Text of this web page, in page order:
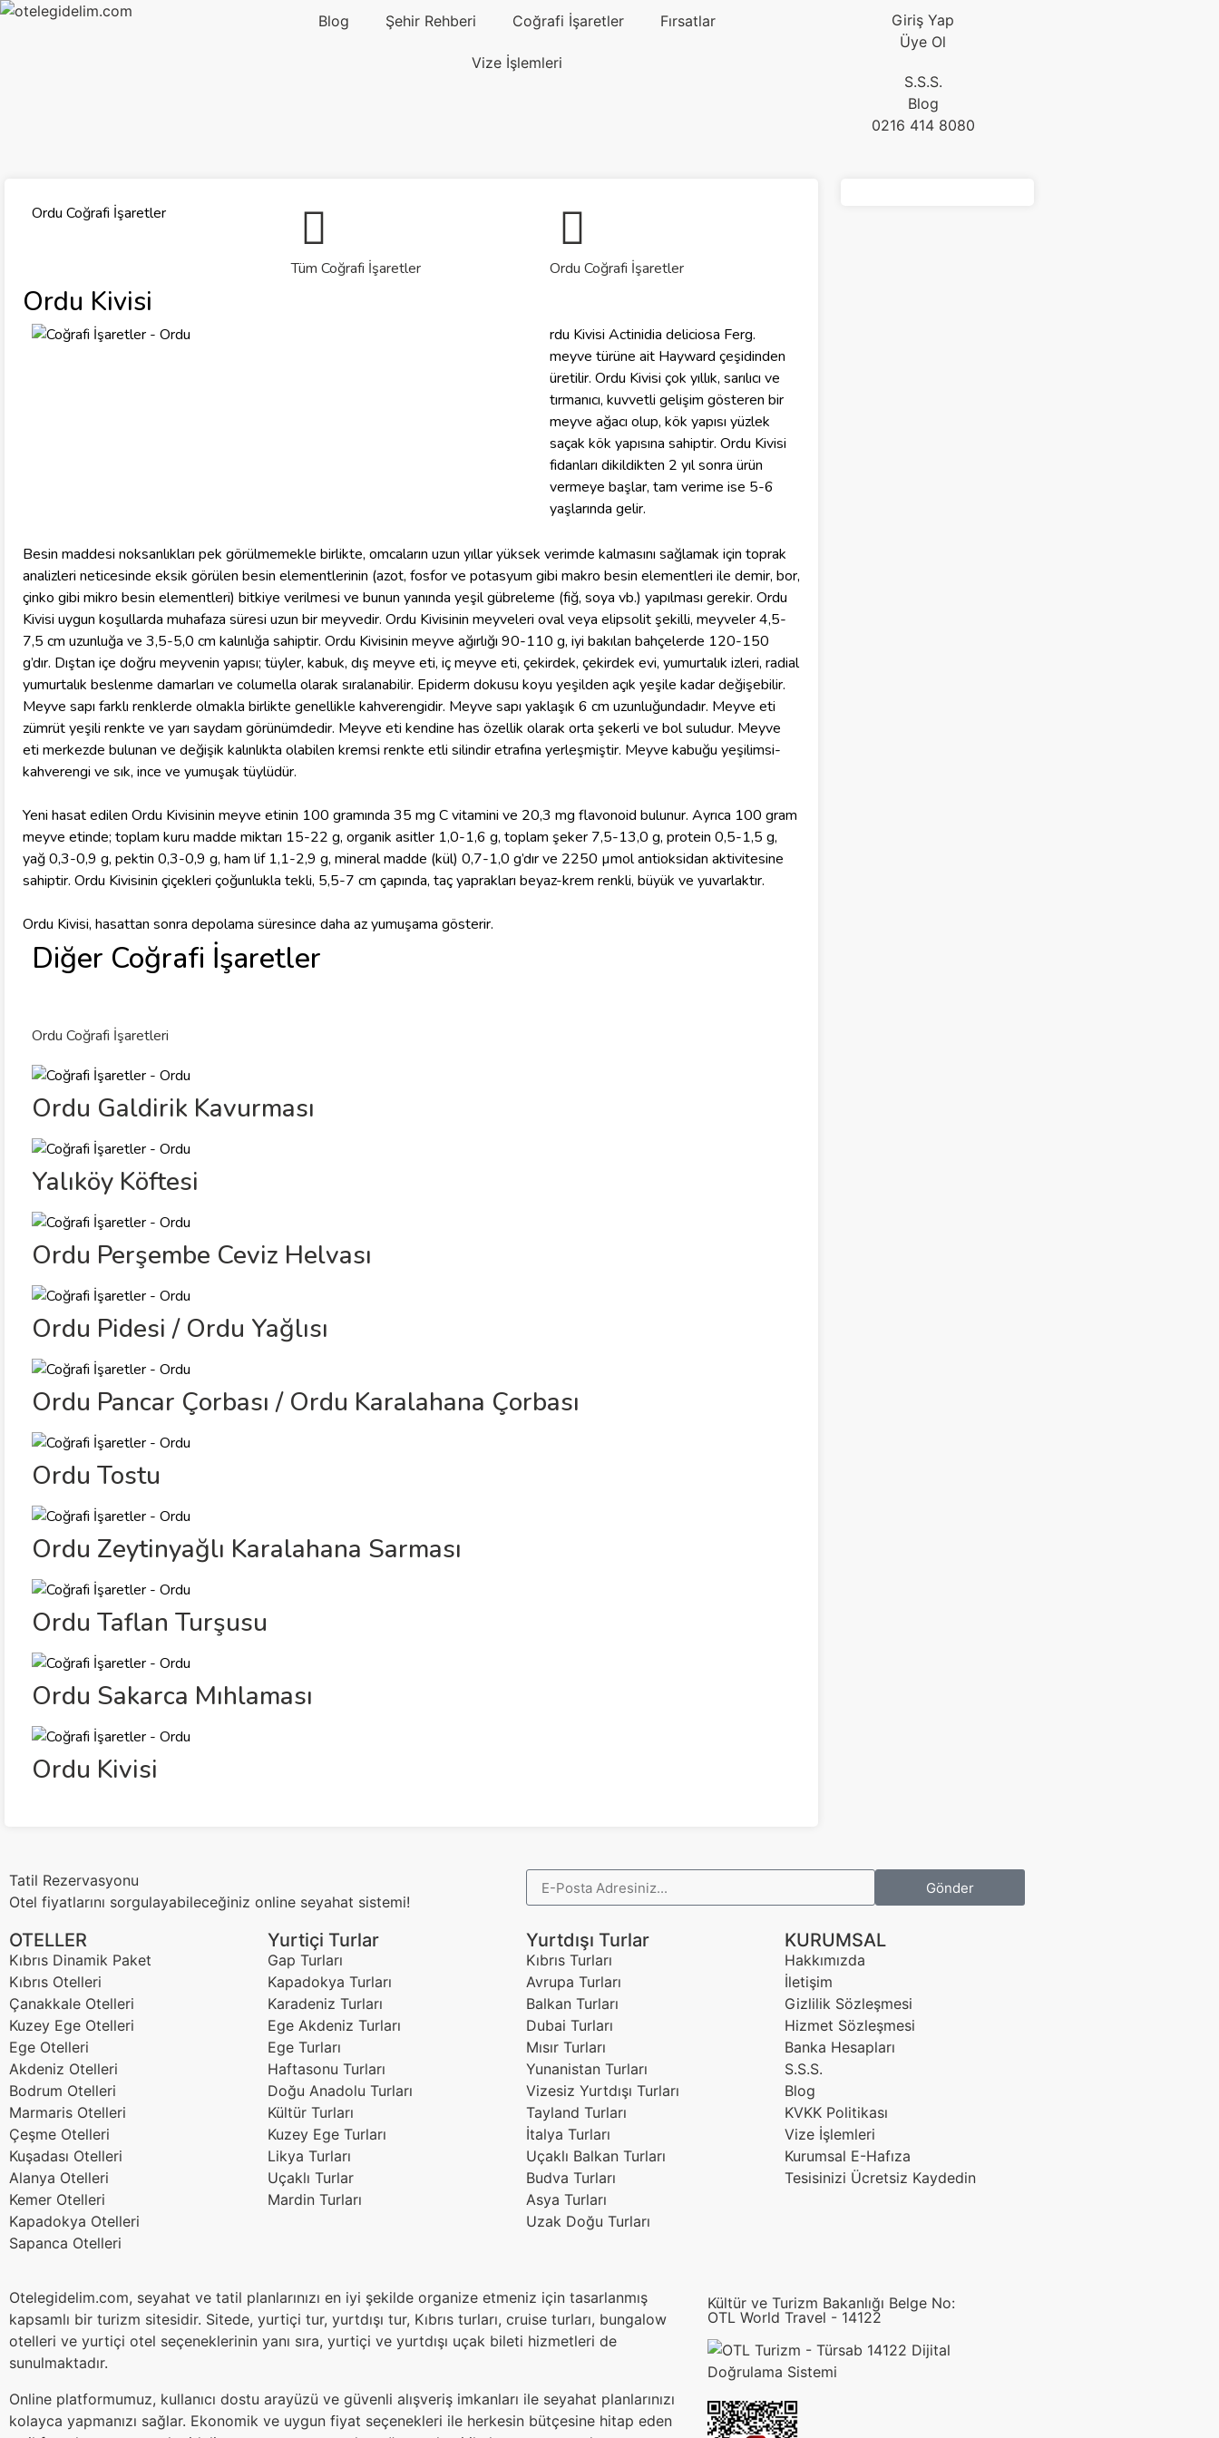
Blog Şehir Rehberi Coğrafi İşaretler Fırsatlar
Vize İşlemleri
Giriş Yap
Üye Ol
S.S.S.
Blog
0216 414 8080
Ordu Coğrafi İşaretler
Tüm Coğrafi İşaretler Ordu Coğrafi İşaretler
Ordu Kivisi
rdu Kivisi Actinidia deliciosa Ferg.
meyve türüne ait Hayward çeşidinden
üretilir. Ordu Kivisi çok yıllık, sarılıcı ve
tırmanıcı, kuvvetli gelişim gösteren bir
meyve ağacı olup, kök yapısı yüzlek
saçak kök yapısına sahiptir. Ordu Kivisi
fidanları dikildikten 2 yıl sonra ürün
vermeye başlar, tam verime ise 5-6
yaşlarında gelir.
Besin maddesi noksanlıkları pek görülmemekle birlikte, omcaların uzun yıllar yüksek verimde kalmasını sağlamak için toprak
analizleri neticesinde eksik görülen besin elementlerinin (azot, fosfor ve potasyum gibi makro besin elementleri ile demir, bor,
çinko gibi mikro besin elementleri) bitkiye verilmesi ve bunun yanında yeşil gübreleme (fiğ, soya vb.) yapılması gerekir. Ordu
Kivisi uygun koşullarda muhafaza süresi uzun bir meyvedir. Ordu Kivisinin meyveleri oval veya elipsolit şekilli, meyveler 4,5-
7,5 cm uzunluğa ve 3,5-5,0 cm kalınlığa sahiptir. Ordu Kivisinin meyve ağırlığı 90-110 g, iyi bakılan bahçelerde 120-150
g’dır. Dıştan içe doğru meyvenin yapısı; tüyler, kabuk, dış meyve eti, iç meyve eti, çekirdek, çekirdek evi, yumurtalık izleri, radial
yumurtalık beslenme damarları ve columella olarak sıralanabilir. Epiderm dokusu koyu yeşilden açık yeşile kadar değişebilir.
Meyve sapı farklı renklerde olmakla birlikte genellikle kahverengidir. Meyve sapı yaklaşık 6 cm uzunluğundadır. Meyve eti
zümrüt yeşili renkte ve yarı saydam görünümdedir. Meyve eti kendine has özellik olarak orta şekerli ve bol suludur. Meyve
eti merkezde bulunan ve değişik kalınlıkta olabilen kremsi renkte etli silindir etrafına yerleşmiştir. Meyve kabuğu yeşilimsi-
kahverengi ve sık, ince ve yumuşak tüylüdür.
Yeni hasat edilen Ordu Kivisinin meyve etinin 100 gramında 35 mg C vitamini ve 20,3 mg flavonoid bulunur. Ayrıca 100 gram
meyve etinde; toplam kuru madde miktarı 15-22 g, organik asitler 1,0-1,6 g, toplam şeker 7,5-13,0 g, protein 0,5-1,5 g,
yağ 0,3-0,9 g, pektin 0,3-0,9 g, ham lif 1,1-2,9 g, mineral madde (kül) 0,7-1,0 g’dır ve 2250 µmol antioksidan aktivitesine
sahiptir. Ordu Kivisinin çiçekleri çoğunlukla tekli, 5,5-7 cm çapında, taç yaprakları beyaz-krem renkli, büyük ve yuvarlaktır.
Ordu Kivisi, hasattan sonra depolama süresince daha az yumuşama gösterir.
Diğer Coğrafi İşaretler
Ordu Coğrafi İşaretleri
Ordu Galdirik Kavurması
Yalıköy Köftesi
Ordu Perşembe Ceviz Helvası
Ordu Pidesi / Ordu Yağlısı
Ordu Pancar Çorbası / Ordu Karalahana Çorbası
Ordu Tostu
Ordu Zeytinyağlı Karalahana Sarması
Ordu Taflan Turşusu
Ordu Sakarca Mıhlaması
Ordu Kivisi
Tatil Rezervasyonu
Otel fiyatlarını sorgulayabileceğiniz online seyahat sistemi!
Gönder
OTELLER
Kıbrıs Dinamik Paket
Kıbrıs Otelleri
Çanakkale Otelleri
Kuzey Ege Otelleri
Ege Otelleri
Akdeniz Otelleri
Bodrum Otelleri
Marmaris Otelleri
Çeşme Otelleri
Kuşadası Otelleri
Alanya Otelleri
Kemer Otelleri
Kapadokya Otelleri
Sapanca Otelleri
Yurtiçi Turlar
Gap Turları
Kapadokya Turları
Karadeniz Turları
Ege Akdeniz Turları
Ege Turları
Haftasonu Turları
Doğu Anadolu Turları
Kültür Turları
Kuzey Ege Turları
Likya Turları
Uçaklı Turlar
Mardin Turları
Yurtdışı Turlar
Kıbrıs Turları
Avrupa Turları
Balkan Turları
Dubai Turları
Mısır Turları
Yunanistan Turları
Vizesiz Yurtdışı Turları
Tayland Turları
İtalya Turları
Uçaklı Balkan Turları
Budva Turları
Asya Turları
Uzak Doğu Turları
KURUMSAL
Hakkımızda
İletişim
Gizlilik Sözleşmesi
Hizmet Sözleşmesi
Banka Hesapları
S.S.S.
Blog
KVKK Politikası
Vize İşlemleri
Kurumsal E-Hafıza
Tesisinizi Ücretsiz Kaydedin
Otelegidelim.com, seyahat ve tatil planlarınızı en iyi şekilde organize etmeniz için tasarlanmış
kapsamlı bir turizm sitesidir. Sitede, yurtiçi tur, yurtdışı tur, Kıbrıs turları, cruise turları, bungalow
otelleri ve yurtiçi otel seçeneklerinin yanı sıra, yurtiçi ve yurtdışı uçak bileti hizmetleri de
sunulmaktadır.
Online platformumuz, kullanıcı dostu arayüzü ve güvenli alışveriş imkanları ile seyahat planlarınızı
kolayca yapmanızı sağlar. Ekonomik ve uygun fiyat seçenekleri ile herkesin bütçesine hitap eden
Kültür ve Turizm Bakanlığı Belge No:
OTL World Travel - 14122